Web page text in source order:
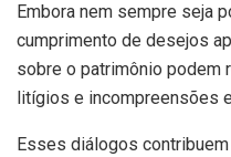
Embora nem sempre seja
cumprimento de desejos
sobre o patrimônio podem
litígios e incompreensões
Esses diálogos